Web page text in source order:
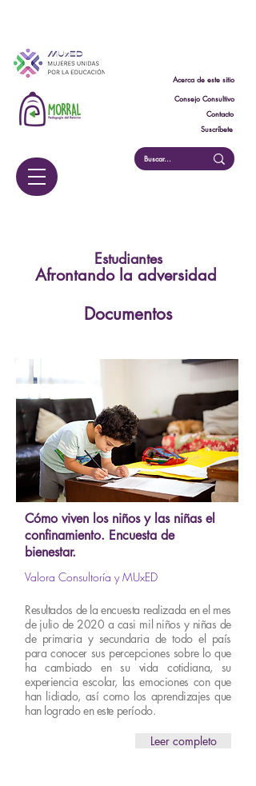
Acerca de este sitio
Consejo Consultivo
Contacto
Suscríbete
Estudiantes
Afrontando la adversidad
Documentos
Cómo viven los niños y las niñas el
confinamiento. Encuesta de
bienestar.
Valora Consultoría y MUxED
Resultados de la encuesta realizada en el mes
de julio de 2020 a casi mil niños y niñas de
de primaria y secundaria de todo el país
para conocer sus percepciones sobre lo que
ha cambiado en su vida cotidiana, su
experiencia escolar, las emociones con que
han lidiado, así como los aprendizajes que
han logrado en este período.
Leer completo